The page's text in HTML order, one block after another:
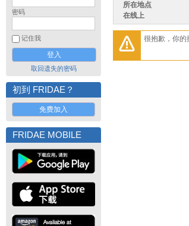
密码
记住我
取回遗失的密码
初到 FRIDAE？
免费加入
FRIDAE MOBILE
所在地点
在线上
很抱歉，你的